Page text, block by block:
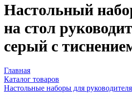
Настольный
на стол
серый с
Главная
Каталог товаров
Настольные наборы для руководителя